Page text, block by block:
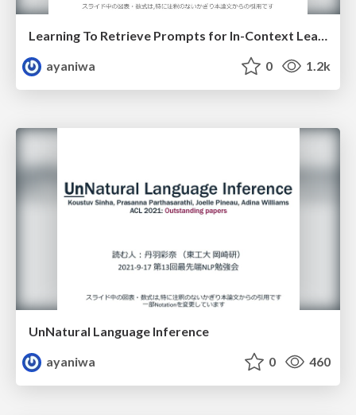
ayaniwa
0 1.2k
UnNatural Language Inference
ayaniwa
0 460